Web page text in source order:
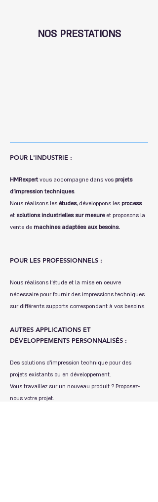
NOS PRESTATIONS
POUR L'INDUSTRIE :
HMRexpertvous accompagne dans vos projets
d’impression techniques.
Nous réalisons les études, développons les process
et solutions industrielles sur mesureet proposons la
vente de machines adaptées aux besoins.
POUR LES PROFESSIONNELS :
Nous réalisons l'étude et la mise en oeuvre
nécessaire pour fournir des impressions techniques
sur différents supports correspondant à vos besoins.
AUTRES APPLICATIONS ET
DÉVELOPPEMENTS PERSONNALISÉS :
Des solutions d’impression technique pour des
projets existants ou en développement.
Vous travaillez sur un nouveau produit ? Proposez-
nous votre projet.